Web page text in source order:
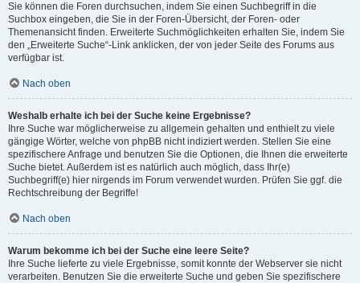
Sie können die Foren durchsuchen, indem Sie einen Suchbegriff in die
Suchbox eingeben, die Sie in der Foren-Übersicht, der Foren- oder
Themenansicht finden. Erweiterte Suchmöglichkeiten erhalten Sie, indem Sie
den „Erweiterte Suche“-Link anklicken, der von jeder Seite des Forums aus
verfügbar ist.
Nach oben
Weshalb erhalte ich bei der Suche keine Ergebnisse?
Ihre Suche war möglicherweise zu allgemein gehalten und enthielt zu viele
gängige Wörter, welche von phpBB nicht indiziert werden. Stellen Sie eine
spezifischere Anfrage und benutzen Sie die Optionen, die Ihnen die erweiterte
Suche bietet. Außerdem ist es natürlich auch möglich, dass Ihr(e)
Suchbegriff(e) hier nirgends im Forum verwendet wurden. Prüfen Sie ggf. die
Rechtschreibung der Begriffe!
Nach oben
Warum bekomme ich bei der Suche eine leere Seite?
Ihre Suche lieferte zu viele Ergebnisse, somit konnte der Webserver sie nicht
verarbeiten. Benutzen Sie die erweiterte Suche und geben Sie spezifischere